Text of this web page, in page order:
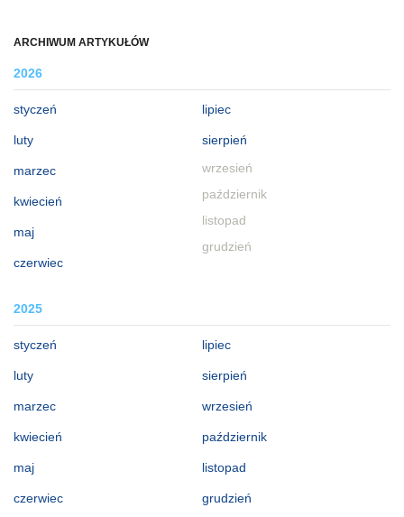
ARCHIWUM ARTYKUŁÓW
2026
styczeń
luty
marzec
kwiecień
maj
czerwiec
lipiec
sierpień
wrzesień
październik
listopad
grudzień
2025
styczeń
luty
marzec
kwiecień
maj
czerwiec
lipiec
sierpień
wrzesień
październik
listopad
grudzień